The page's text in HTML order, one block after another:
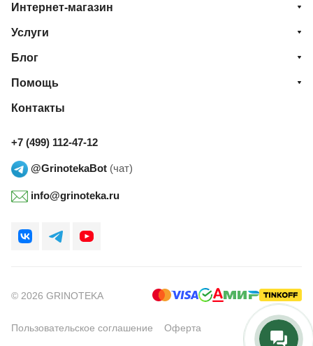
Интернет-магазин
Услуги
Блог
Помощь
Контакты
+7 (499) 112-47-12
@GrinotekaBot (чат)
info@grinoteka.ru
© 2026 GRINOTEKA
Пользовательское соглашение Оферта